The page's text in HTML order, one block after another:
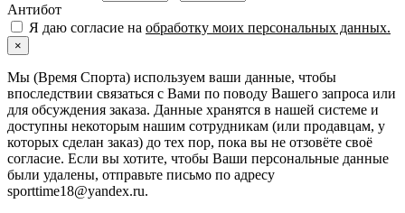
Антибот
Я даю согласие на обработку моих персональных данных.
×
Мы (Время Спорта) используем ваши данные, чтобы
впоследствии связаться с Вами по поводу Вашего запроса или
для обсуждения заказа. Данные хранятся в нашей системе и
доступны некоторым нашим сотрудникам (или продавцам, у
которых сделан заказ) до тех пор, пока вы не отзовёте своё
согласие. Если вы хотите, чтобы Ваши персональные данные
были удалены, отправьте письмо по адресу
sporttime18@yandex.ru.